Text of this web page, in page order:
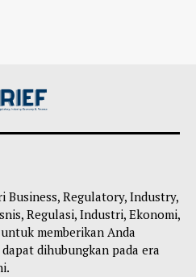
Business, Regulatory, Industry,
Regulasi, Industri, Ekonomi,
memberikan Anda
dihubungkan pada era